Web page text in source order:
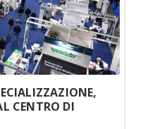
CENTRO DI